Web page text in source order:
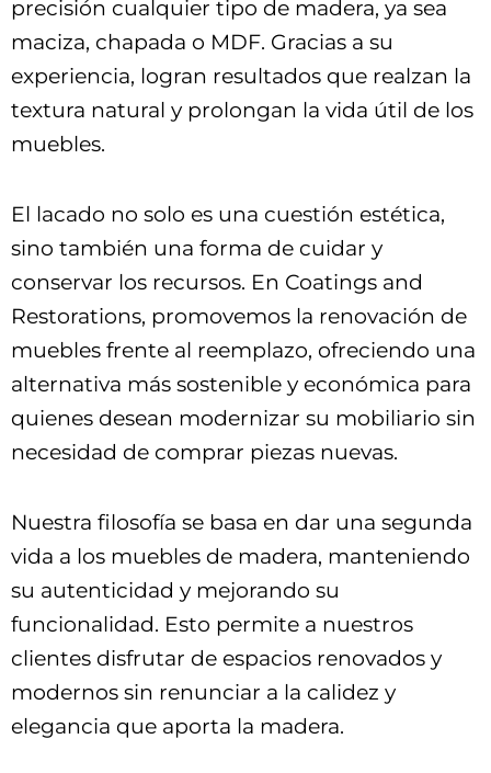
precisión cualquier tipo de madera, ya sea
maciza, chapada o MDF. Gracias a su
experiencia, logran resultados que realzan la
textura natural y prolongan la vida útil de los
muebles.
El lacado no solo es una cuestión estética,
sino también una forma de cuidar y
conservar los recursos. En Coatings and
Restorations, promovemos la renovación de
muebles frente al reemplazo, ofreciendo una
alternativa más sostenible y económica para
quienes desean modernizar su mobiliario sin
necesidad de comprar piezas nuevas.
Nuestra filosofía se basa en dar una segunda
vida a los muebles de madera, manteniendo
su autenticidad y mejorando su
funcionalidad. Esto permite a nuestros
clientes disfrutar de espacios renovados y
modernos sin renunciar a la calidez y
elegancia que aporta la madera.